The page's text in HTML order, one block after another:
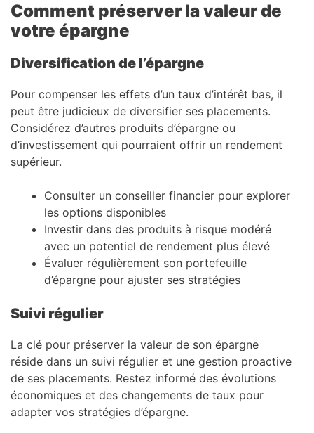
Comment préserver la valeur de
votre épargne
Diversification de l’épargne
Pour compenser les effets d’un taux d’intérêt bas, il
peut être judicieux de diversifier ses placements.
Considérez d’autres produits d’épargne ou
d’investissement qui pourraient offrir un rendement
supérieur.
Consulter un conseiller financier pour explorer
les options disponibles
Investir dans des produits à risque modéré
avec un potentiel de rendement plus élevé
Évaluer régulièrement son portefeuille
d’épargne pour ajuster ses stratégies
Suivi régulier
La clé pour préserver la valeur de son épargne
réside dans un suivi régulier et une gestion proactive
de ses placements. Restez informé des évolutions
économiques et des changements de taux pour
adapter vos stratégies d’épargne.